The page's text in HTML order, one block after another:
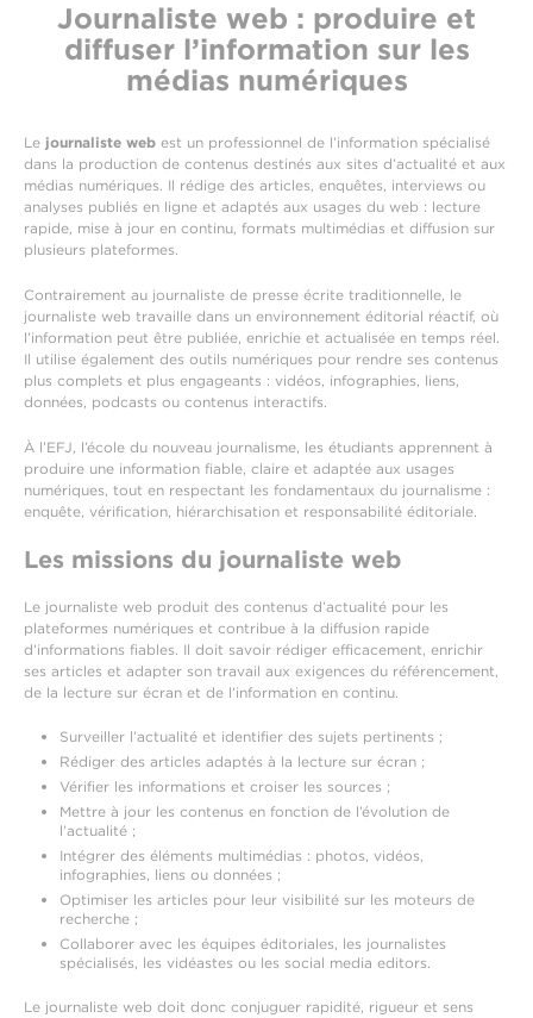
Journaliste web : produire et
diffuser l’information sur les
médias numériques
Le journaliste web est un professionnel de l’information spécialisé
dans la production de contenus destinés aux sites d’actualité et aux
médias numériques. Il rédige des articles, enquêtes, interviews ou
analyses publiés en ligne et adaptés aux usages du web : lecture
rapide, mise à jour en continu, formats multimédias et diffusion sur
plusieurs plateformes.
Contrairement au journaliste de presse écrite traditionnelle, le
journaliste web travaille dans un environnement éditorial réactif, où
l’information peut être publiée, enrichie et actualisée en temps réel.
Il utilise également des outils numériques pour rendre ses contenus
plus complets et plus engageants : vidéos, infographies, liens,
données, podcasts ou contenus interactifs.
À l’EFJ, l’école du nouveau journalisme, les étudiants apprennent à
produire une information fiable, claire et adaptée aux usages
numériques, tout en respectant les fondamentaux du journalisme :
enquête, vérification, hiérarchisation et responsabilité éditoriale.
Les missions du journaliste web
Le journaliste web produit des contenus d’actualité pour les
plateformes numériques et contribue à la diffusion rapide
d’informations fiables. Il doit savoir rédiger efficacement, enrichir
ses articles et adapter son travail aux exigences du référencement,
de la lecture sur écran et de l’information en continu.
Surveiller l’actualité et identifier des sujets pertinents ;
Rédiger des articles adaptés à la lecture sur écran ;
Vérifier les informations et croiser les sources ;
Mettre à jour les contenus en fonction de l’évolution de
l’actualité ;
Intégrer des éléments multimédias : photos, vidéos,
infographies, liens ou données ;
Optimiser les articles pour leur visibilité sur les moteurs de
recherche ;
Collaborer avec les équipes éditoriales, les journalistes
spécialisés, les vidéastes ou les social media editors.
Le journaliste web doit donc conjuguer rapidité, rigueur et sens